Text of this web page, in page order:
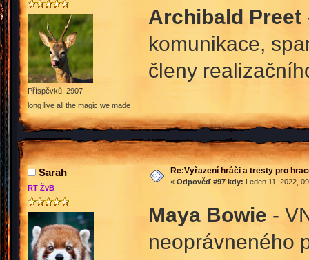
Příspěvků: 2907
long live all the magic we made
Archibald Preet
komunikace,
členy
Sarah
RT ŽvB
Re:Vyřazení hráči a tresty pro
« Odpověď #97 kdy: Leden 11, 2022,
Maya Bowie -
neoprávneného